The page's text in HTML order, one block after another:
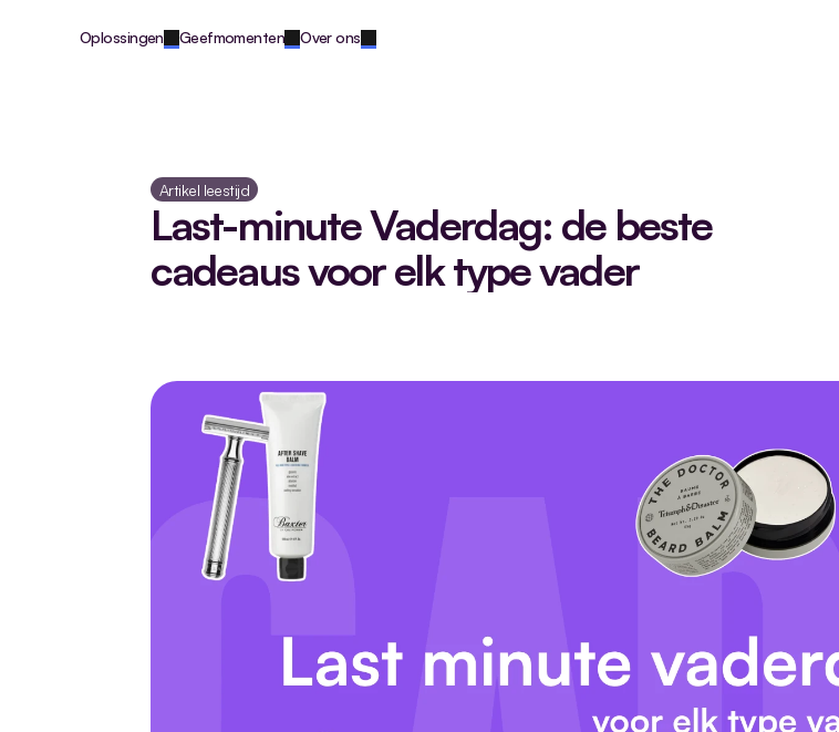
Oplossingen Geefmomenten Over ons
Artikel leestijd
Last-minute Vaderdag: de beste
cadeaus voor elk type vader